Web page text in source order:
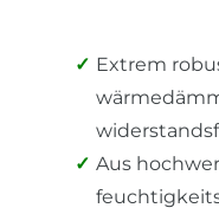
Extrem
Aus